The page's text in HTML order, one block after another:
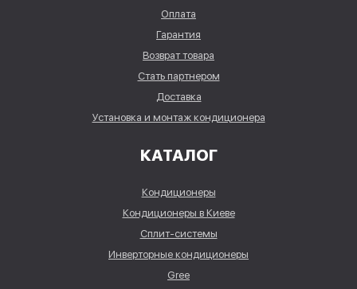
Оплата
Гарантия
Возврат товара
Стать партнером
Доставка
Установка и монтаж кондиционера
КАТАЛОГ
Кондиционеры
Кондиционеры в Киеве
Сплит-системы
Инверторные кондиционеры
Gree